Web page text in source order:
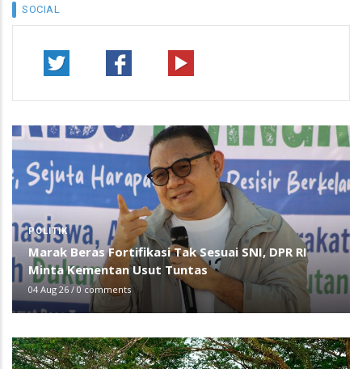
SOCIAL
POLITIK
Marak Beras Fortifikasi Tak Sesuai SNI, DPR RI
Minta Kementan Usut Tuntas
04 Aug 26 / 0 comments